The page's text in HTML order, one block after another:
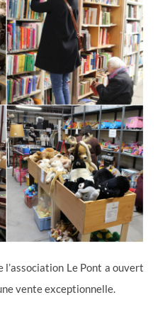
l’association Le Pont a ouvert
vente exceptionnelle.